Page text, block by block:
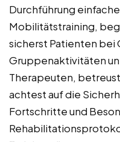
Durchführung
Mobilitätstraining,
sicherst Patienten bei
Gruppenaktivitäten
Therapeuten,
achtest auf die
Fortschritte und